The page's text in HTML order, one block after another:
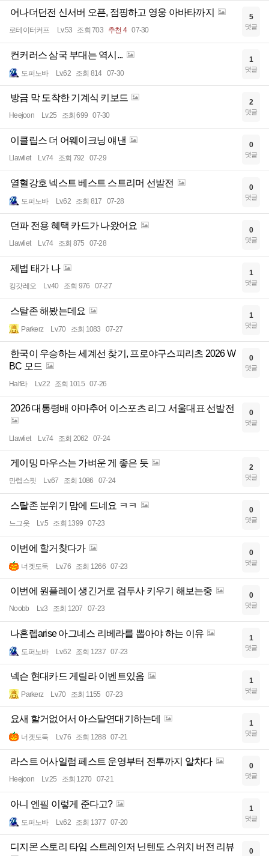
어나더던전 신서버 오픈, 점핑하고 영웅 아바타까지
로테이터커프 Lv.53 조회 703 추천 4 07-30
5
댓글
컨커러스 삼국 부대는 역시...
도퍼노바 Lv.62 조회 814 07-30
1
댓글
방금 막 도착한 기계식 키보드
Heejoon Lv.25 조회 699 07-30
2
댓글
이클립스 더 어웨이크닝 얘낸
Llawliet Lv.74 조회 792 07-29
0
댓글
열혈강호 넥스트 베스트 스트리머 선발전
도퍼노바 Lv.62 조회 817 07-28
0
댓글
던파 전용 혜택 카드가 나왔어요
Llawliet Lv.74 조회 875 07-28
0
댓글
제법 태가 나
킹갓레오 Lv.40 조회 976 07-27
1
댓글
스탈존 해봤는데요
Parkerz Lv.70 조회 1083 07-27
1
댓글
한국이 우승하는 세계선 찾기, 프로야구스피리츠 2026 W
BC 모드
Half라 Lv.22 조회 1015 07-26
0
댓글
2026 대통령배 아마추어 이스포츠 리그 서울대표 선발전
Llawliet Lv.74 조회 2062 07-24
0
댓글
게이밍 마우스는 가벼운 게 좋은 듯
만렙스핏 Lv.67 조회 1086 07-24
2
댓글
스탈존 분위기 맘에 드네요 ㅋㅋ
느그읏 Lv.5 조회 1399 07-23
0
댓글
이번에 할거찾다가
너겟도둑 Lv.76 조회 1266 07-23
0
댓글
이번에 원플레이 생긴거로 검투사 키우기 해보는중
Noobb Lv.3 조회 1207 07-23
0
댓글
나혼렙arise 아그네스 리베라를 뽑아야 하는 이유
도퍼노바 Lv.62 조회 1237 07-23
1
댓글
넥슨 현대카드 게릴라 이벤트있음
Parkerz Lv.70 조회 1155 07-23
1
댓글
요새 할거없어서 아스달연대기하는데
너겟도둑 Lv.76 조회 1288 07-21
1
댓글
라스트 어사일럼 페스트 운영부터 전투까지 알차다
Heejoon Lv.25 조회 1270 07-21
0
댓글
아니 엔필 이렇게 준다고?
도퍼노바 Lv.62 조회 1377 07-20
1
댓글
디지몬 스토리 타임 스트레인저 닌텐도 스위치 버전 리뷰 0